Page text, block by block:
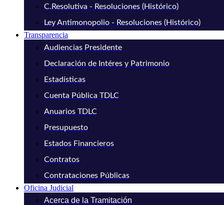
C.Resolutiva - Resoluciones (Histórico)
Ley Antimonopolio - Resoluciones (Histórico)
Transparencia
Audiencias Presidente
Declaración de Intéres y Patrimonio
Estadísticas
Cuenta Pública TDLC
Anuarios TDLC
Presupuesto
Estados Financieros
Contratos
Contrataciones Públicas
Oficina Judicial
Acerca de la Tramitación